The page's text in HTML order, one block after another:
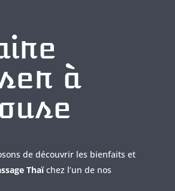
à
de découvrir les bienfaits et
Thaïchez l’un de nos